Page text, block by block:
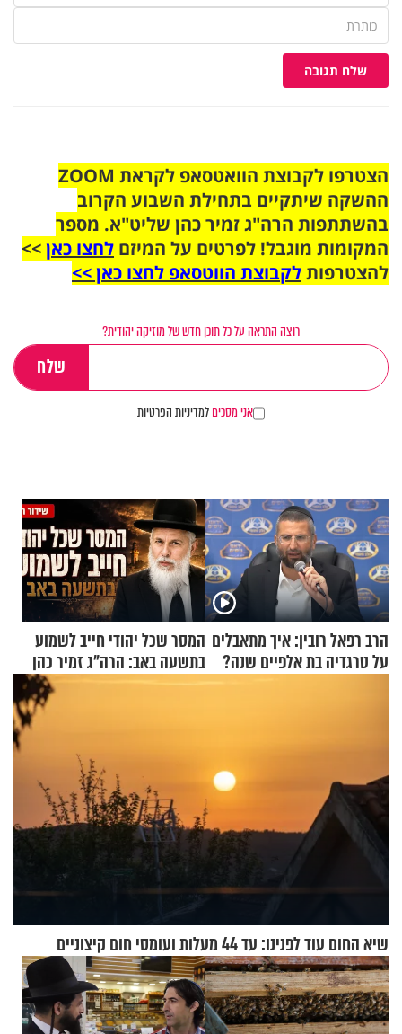
שלח תגובה
הצטרפו לקבוצת הוואטסאפ לקראת ZOOM
ההשקה שיתקיים בתחילת השבוע הקרוב
בהשתתפות הרה"ג זמיר כהן שליט"א. מספר
המקומות מוגבל! לפרטים על המיזם לחצו כאן>>
להצטרפותלקבוצת הווטסאפ לחצו כאן >>
רוצה התראה על כל תוכן חדש של מוזיקה יהודית?
אני מסכיםלמדיניות הפרטיות
הרב רפאל רובין: איך מתאבלים
על טרגדיה בת אלפיים שנה?
המסר שכל יהודי חייב לשמוע
בתשעה באב: הרה"ג זמיר כהן
בשיעור מיוחד
שיא החום עוד לפנינו: עד 44 מעלות ועומסי חום קיצוניים